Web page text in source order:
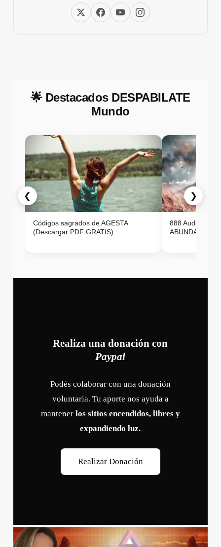
🌟 Destacados DESPABILATE
Mundo
❮
Códigos sagrados de AGESTA
(Descargar PDF GRATIS)
888 Audio
ABUNDANCIA
❯
Realiza una donación con
Paypal
Podés colaborar con una donación
voluntaria. Tu aporte nos ayuda a
mantener los sitios encendidos, libres y
expandiendo luz.
Realizar Donación